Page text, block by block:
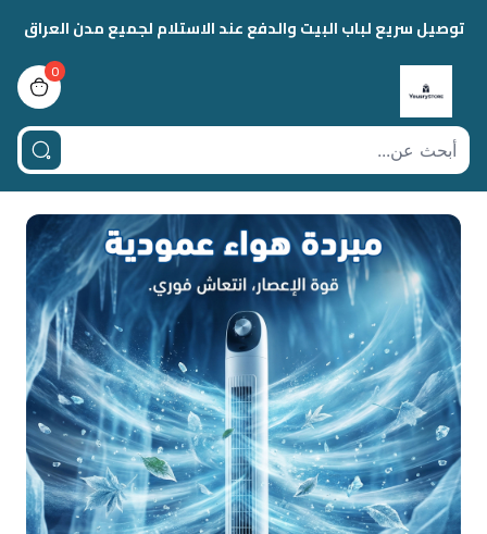
توصيل سريع لباب البيت والدفع عند الاستلام لجميع مدن العراق
0
bag